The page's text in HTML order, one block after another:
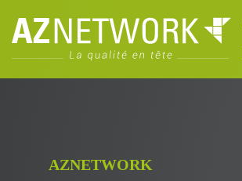
AZNETWORK